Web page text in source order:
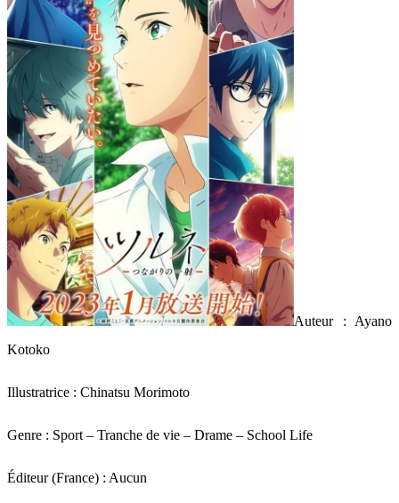
Auteur : Ayano
Kotoko
Illustratrice : Chinatsu Morimoto
Genre : Sport – Tranche de vie – Drame – School Life
Éditeur (France) : Aucun